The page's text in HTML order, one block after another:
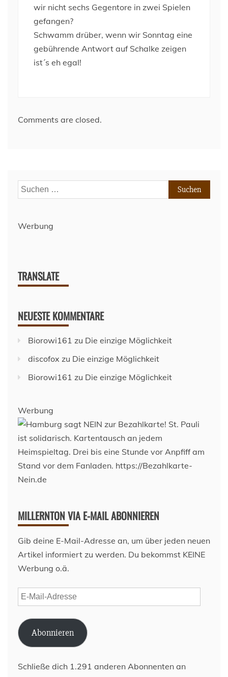
wir nicht sechs Gegentore in zwei Spielen
gefangen?
Schwamm drüber, wenn wir Sonntag eine
gebührende Antwort auf Schalke zeigen
ist´s eh egal!
Comments are closed.
Suchen
nach:
Werbung
TRANSLATE
NEUESTE KOMMENTARE
Biorowi161 zu Die einzige Möglichkeit
discofox zu Die einzige Möglichkeit
Biorowi161 zu Die einzige Möglichkeit
Werbung
MILLERNTON VIA E-MAIL ABONNIEREN
Gib deine E-Mail-Adresse an, um über jeden neuen
Artikel informiert zu werden. Du bekommst KEINE
Werbung o.ä.
E-
Mail-
Adresse
Abonnieren
Schließe dich 1.291 anderen Abonnenten an